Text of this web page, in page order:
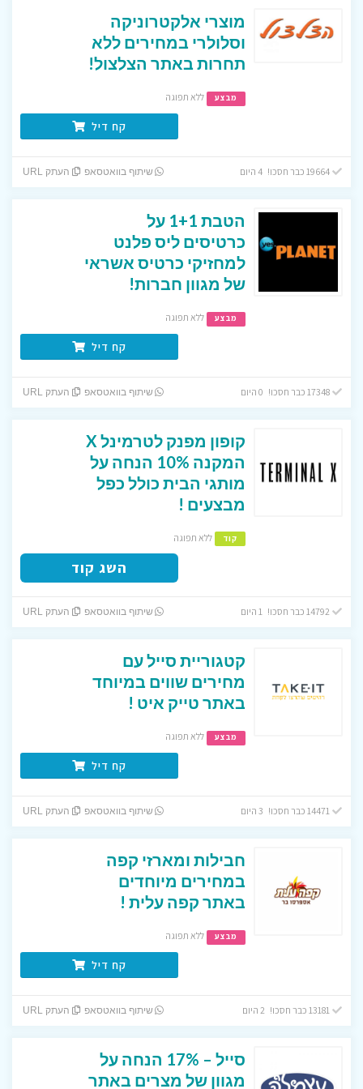
מוצרי אלקטרוניקה
וסלולרי במחירים ללא
תחרות באתר הצלצול!
מבצע ללא תפוגה
קח דיל
19664 כבר חסכו! 4 היום שיתוף בוואטסאפ העתק URL
הטבת 1+1 על
כרטיסים ליס פלנט
למחזיקי כרטיס אשראי
של מגוון חברות!
מבצע ללא תפוגה
קח דיל
17348 כבר חסכו! 0 היום שיתוף בוואטסאפ העתק URL
קופון מפנק לטרמינל X
המקנה 10% הנחה על
מותגי הבית כולל כפל
מבצעים !
קוד ללא תפוגה
השג קוד
14792 כבר חסכו! 1 היום שיתוף בוואטסאפ העתק URL
קטגוריית סייל עם
מחירים שווים במיוחד
באתר טייק איט !
מבצע ללא תפוגה
קח דיל
14471 כבר חסכו! 3 היום שיתוף בוואטסאפ העתק URL
חבילות ומארזי קפה
במחירים מיוחדים
באתר קפה עלית !
מבצע ללא תפוגה
קח דיל
13181 כבר חסכו! 2 היום שיתוף בוואטסאפ העתק URL
סייל – 17% הנחה על
מגוון של מצרים באתר